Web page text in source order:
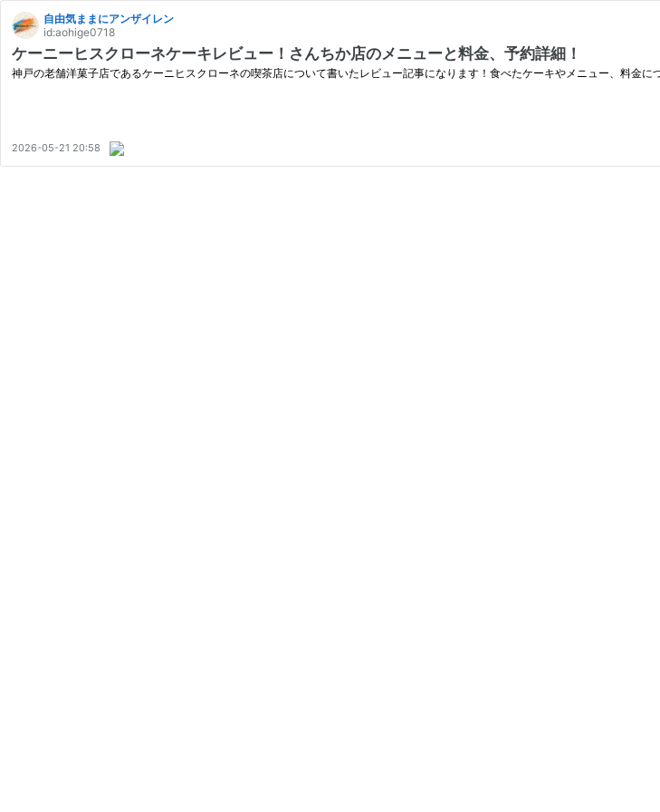
自由気ままにアンザイレン
id:aohige0718
ケーニーヒスクローネケーキレビュー！さんちか店のメニューと料金、予約詳細！
神戸の老舗洋菓子店であるケーニヒスクローネの喫茶店について書いたレビュー記事になります！食べたケーキやメニュー、料金に
2026-05-21 20:58